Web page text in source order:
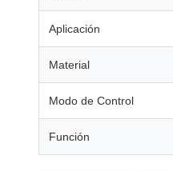
Aplicación
Material
Modo de Control
Función